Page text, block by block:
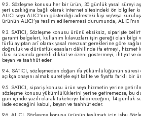
9.2. Sözleşme konusu her bir ürün, 30 günlük yasal süreyi
yeri uzaklığına bağlı olarak internet sitesindeki ön bilgiler
ALICI veya ALICI’nın gösterdiği adresteki kişi ve/veya
ürünün ALICI’ya teslim edilememesi durumunda, ALICI’nın
9.3. SATICI, Sözleşme konusu ürünü eksiksiz, siparişte
garanti belgeleri, kullanım kılavuzları işin gereği olan bilgi
türlü ayıptan arî olarak yasal mevzuat gereklerine göre
doğruluk ve dürüstlük esasları dâhilinde ifa etmeyi, hizmet
ifası sırasında gerekli dikkat ve özeni göstermeyi, ihtiyat ve
beyan ve taahhüt eder.
9.4. SATICI, sözleşmeden doğan ifa yükümlülüğünün
açıkça onayını almak suretiyle eşit kalite ve fiyatta farklı bir
9.5. SATICI, sipariş konusu ürün veya hizmetin yerine
sözleşme konusu yükümlülüklerini yerine getiremezse, bu
gün içinde yazılı olarak tüketiciye bildireceğini, 14 günlük
iade edeceğini kabul, beyan ve taahhüt eder.